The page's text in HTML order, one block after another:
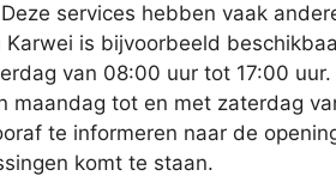
services hebben vaak
is bijvoorbeeld
van 08:00 uur tot 17:00 uur.
maandag tot en met zaterdag
te informeren naar de
komt te staan.